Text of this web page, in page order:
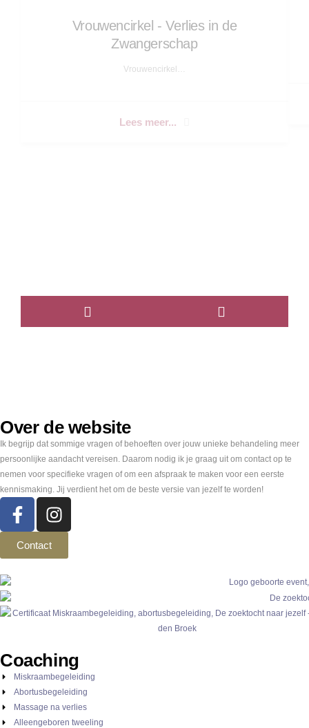
Vrouwencirkel - Verlies in de
Zwangerschap
Vrouwencirkel…
Lees meer...
Over de website
Ik begrijp dat sommige vragen of behoeften over jouw unieke behandeling meer
persoonlijke aandacht vereisen. Daarom nodig ik je graag uit om contact op te
nemen voor specifieke vragen of om een afspraak te maken voor een eerste
kennismaking. Jij verdient het om de beste versie van jezelf te worden!
Contact
Coaching
Miskraambegeleiding
Abortusbegeleiding
Massage na verlies
Alleengeboren tweeling